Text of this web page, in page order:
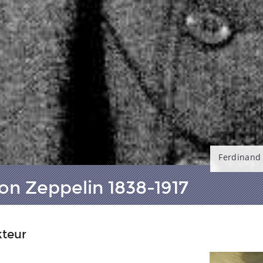
Ferdinand
Zeppelin 1838-1917